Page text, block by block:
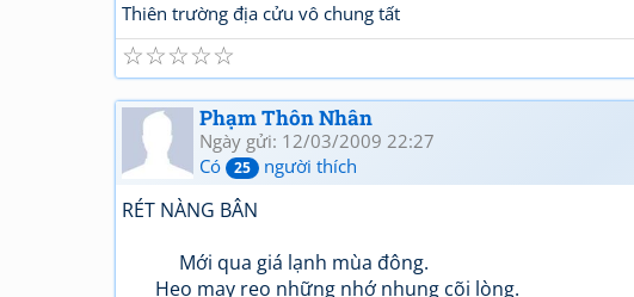
Thiên trường địa cửu vô chung tất
☆
☆
☆
☆
☆
Phạm Thôn Nhân
Ngày gửi: 12/03/2009 22:27
Có
25 người thích
RÉT NÀNG BÂN
Mới qua giá lạnh mùa đông.
Heo may reo những nhớ nhung cõi lòng.